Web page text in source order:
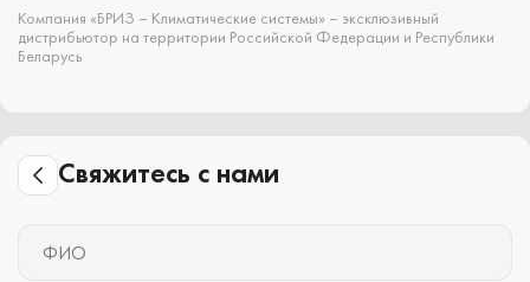
Компания «БРИЗ – Климатические системы» – эксклюзивный
дистрибьютор на территории Российской Федерации и Республики
Беларусь
Свяжитесь с нами